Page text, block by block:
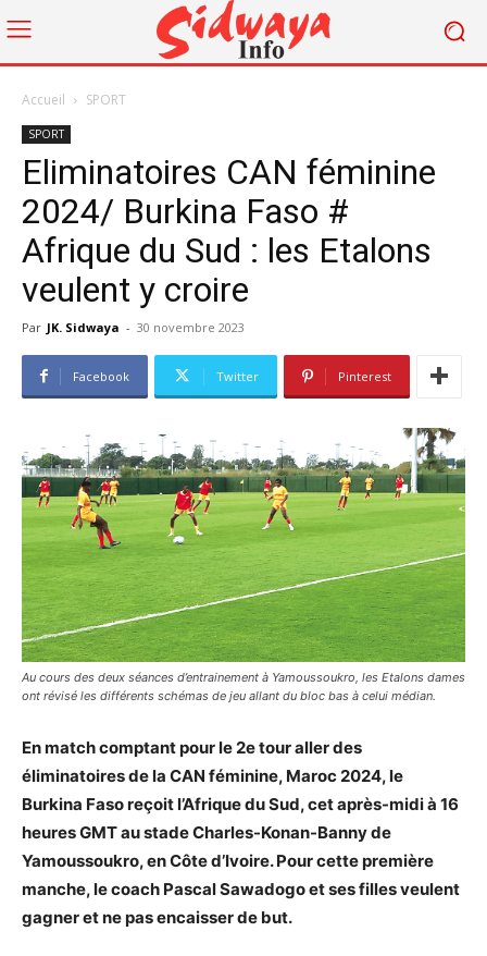
Accueil SPORT
SPORT
Eliminatoires CAN féminine
2024/ Burkina Faso #
Afrique du Sud : les Etalons
veulent y croire
Par JK. Sidwaya - 30 novembre 2023
Facebook Twitter Pinterest
Au cours des deux séances d’entrainement à Yamoussoukro, les Etalons dames
ont révisé les différents schémas de jeu allant du bloc bas à celui médian.
En match comptant pour le 2e tour aller des
éliminatoires de la CAN féminine, Maroc 2024, le
Burkina Faso reçoit l’Afrique du Sud, cet après-midi à 16
heures GMT au stade Charles-Konan-Banny de
Yamoussoukro, en Côte d’Ivoire. Pour cette première
manche, le coach Pascal Sawadogo et ses filles veulent
gagner et ne pas encaisser de but.